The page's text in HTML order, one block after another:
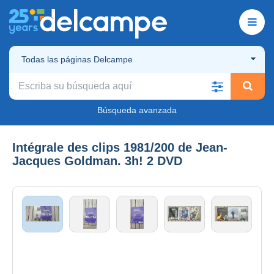
Todas las páginas Delcampe
Búsqueda avanzada
Intégrale des clips 1981/200 de Jean-
Jacques Goldman. 3h! 2 DVD